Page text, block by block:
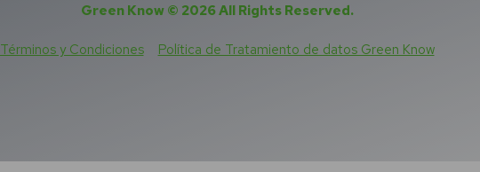
Green Know © 2026All Rights Reserved.
Términos y Condiciones Política de Tratamiento de datos Green Know